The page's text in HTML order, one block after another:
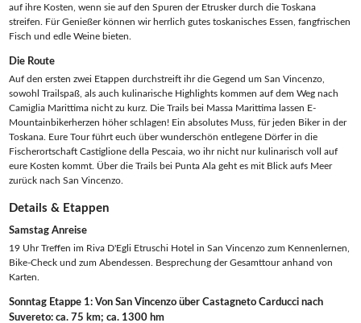
auf ihre Kosten, wenn sie auf den Spuren der Etrusker durch die Toskana
streifen. Für Genießer können wir herrlich gutes toskanisches Essen, fangfrischen
Fisch und edle Weine bieten.
Die Route
Auf den ersten zwei Etappen durchstreift ihr die Gegend um San Vincenzo,
sowohl Trailspaß, als auch kulinarische Highlights kommen auf dem Weg nach
Camiglia Marittima nicht zu kurz. Die Trails bei Massa Marittima lassen E-
Mountainbikerherzen höher schlagen! Ein absolutes Muss, für jeden Biker in der
Toskana. Eure Tour führt euch über wunderschön entlegene Dörfer in die
Fischerortschaft Castiglione della Pescaia, wo ihr nicht nur kulinarisch voll auf
eure Kosten kommt. Über die Trails bei Punta Ala geht es mit Blick aufs Meer
zurück nach San Vincenzo.
Details & Etappen
Samstag Anreise
19 Uhr Treffen im Riva D'Egli Etruschi Hotel in San Vincenzo zum Kennenlernen,
Bike-Check und zum Abendessen. Besprechung der Gesamttour anhand von
Karten.
Sonntag Etappe 1: Von San Vincenzo über Castagneto Carducci nach
Suvereto: ca. 75 km; ca. 1300 hm